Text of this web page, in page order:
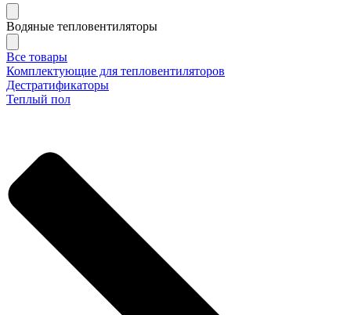
Водяные тепловентиляторы
Все товары
Комплектующие для тепловентиляторов
Дестратификаторы
Теплый пол